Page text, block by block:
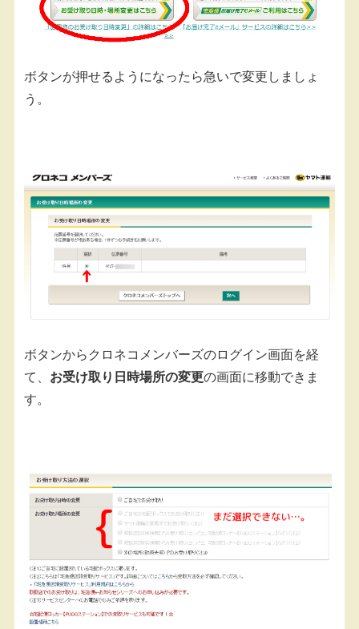
ボタンが押せるようになったら急いで変更しましょ
う。
ボタンからクロネコメンバーズのログイン画面を経
て、 お受け取り日時場所の変更の画面に移動できま
す。